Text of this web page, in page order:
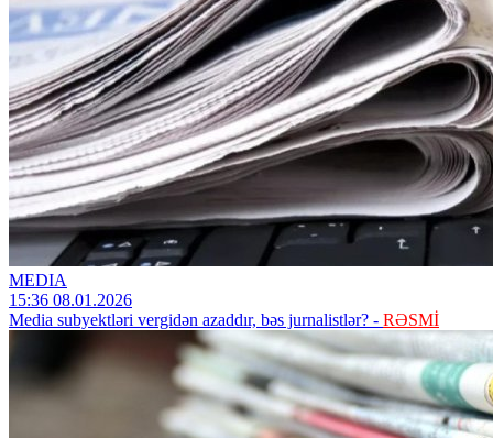
MEDIA
15:36 08.01.2026
Media subyektləri vergidən azaddır, bəs jurnalistlər? - RƏSMİ